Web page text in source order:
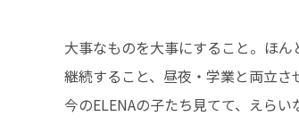
大事なものを大事にすること。ほん
継続すること、昼夜・学業と両立さ
今のELENAの子たち見てて、えら